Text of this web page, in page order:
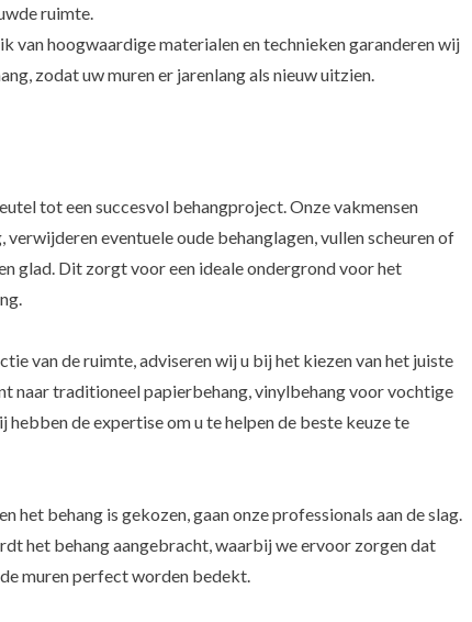
ruimte.
van hoogwaardige materialen en technieken garanderen wij
zodat uw muren er jarenlang als nieuw uitzien.
tot een succesvol behangproject. Onze vakmensen
eventuele oude behanglagen, vullen scheuren of
glad. Dit zorgt voor een ideale ondergrond voor het
van de ruimte, adviseren wij u bij het kiezen van het juiste
naar traditioneel papierbehang, vinylbehang voor vochtige
de expertise om u te helpen de beste keuze te
het behang is gekozen, gaan onze professionals aan de slag.
het behang aangebracht, waarbij we ervoor zorgen dat
muren perfect worden bedekt.